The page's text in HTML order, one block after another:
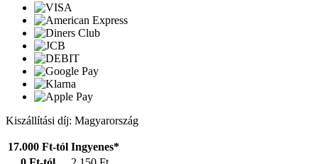
Kiszállítási díj: Magyarország
17.000 Ft-tól Ingyenes*